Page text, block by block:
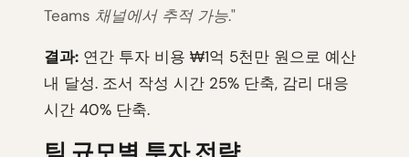
Teams 채널에서 추적 가능."
결과: 연간 투자 비용 ₩1억 5천만 원으로 예산
내 달성. 조서 작성 시간 25% 단축, 감리 대응
시간 40% 단축.